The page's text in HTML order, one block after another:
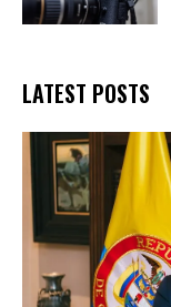
LATEST POSTS